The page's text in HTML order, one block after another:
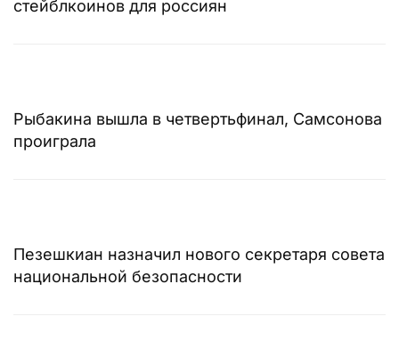
стейблкоинов для россиян
Рыбакина вышла в четвертьфинал, Самсонова
проиграла
Пезешкиан назначил нового секретаря совета
национальной безопасности